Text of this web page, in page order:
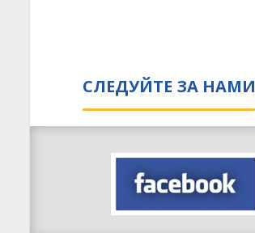
СЛЕДУЙТЕ ЗА НАМИ